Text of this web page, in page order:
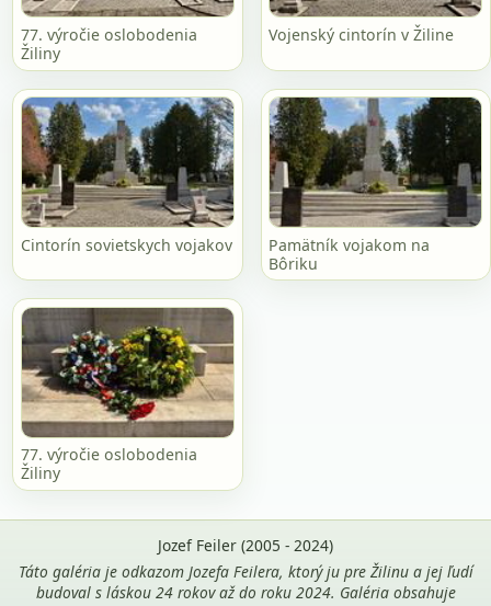
77. výročie oslobodenia
Žiliny
Vojenský cintorín v Žiline
Cintorín sovietskych vojakov
Pamätník vojakom na
Bôriku
77. výročie oslobodenia
Žiliny
Jozef Feiler (2005 - 2024)
Táto galéria je odkazom Jozefa Feilera, ktorý ju pre Žilinu a jej ľudí
budoval s láskou 24 rokov až do roku 2024. Galéria obsahuje